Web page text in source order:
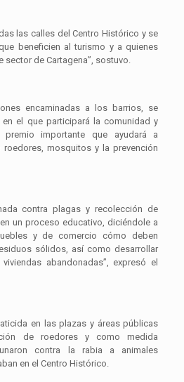
las calles del Centro Histórico y se
beneficien al turismo y a quienes
sector de Cartagena”, sostuvo.
encaminadas a los barrios, se
en el que participará la comunidad y
importante que ayudará a
mosquitos y la prevención
contra plagas y recolección de
un proceso educativo, diciéndole a
y de comercio cómo deben
sólidos, así como desarrollar
abandonadas”, expresó el
en las plazas y áreas públicas
de roedores y como medida
contra la rabia a animales
en el Centro Histórico.